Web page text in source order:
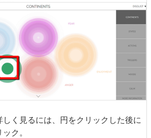
しく見るには、円をクリックした後に
ク。